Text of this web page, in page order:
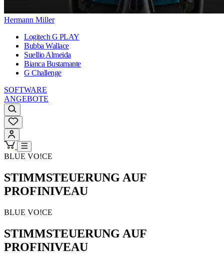
Hermann Miller
Logitech G PLAY
Bubba Wallace
Suellio Almeida
Bianca Bustamante
G Challenge
SOFTWARE
ANGEBOTE
BLUE VO!CE
STIMMSTEUERUNG AUF
PROFINIVEAU
BLUE VO!CE
STIMMSTEUERUNG AUF
PROFINIVEAU